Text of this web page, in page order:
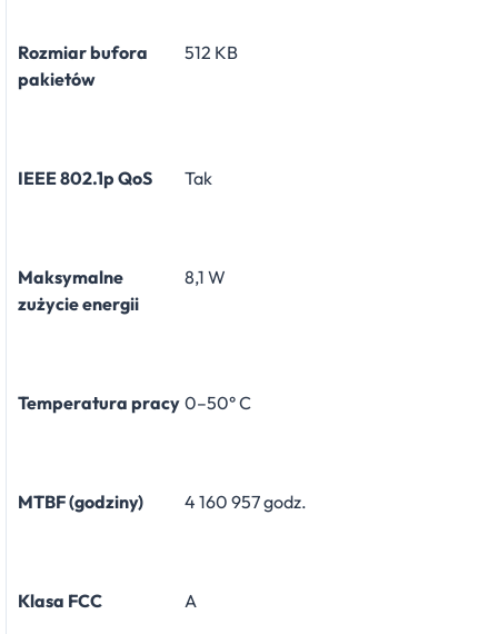
Rozmiar bufora
pakietów
512 KB
IEEE 802.1p QoS Tak
Maksymalne
zużycie energii
8,1 W
Temperatura pracy 0–50° C
MTBF (godziny) 4 160 957 godz.
Klasa FCC A